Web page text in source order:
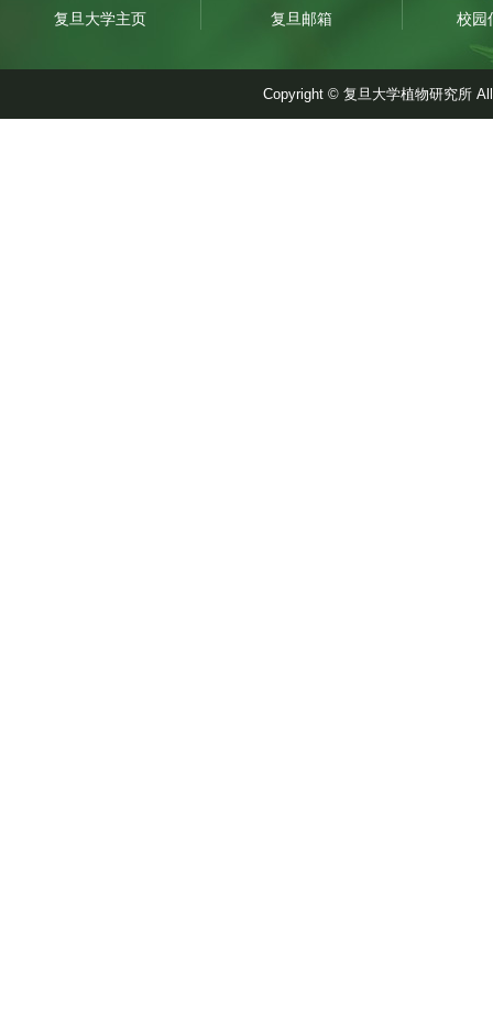
复旦大学主页 复旦邮箱 校园
Copyright © 复旦大学植物研究所